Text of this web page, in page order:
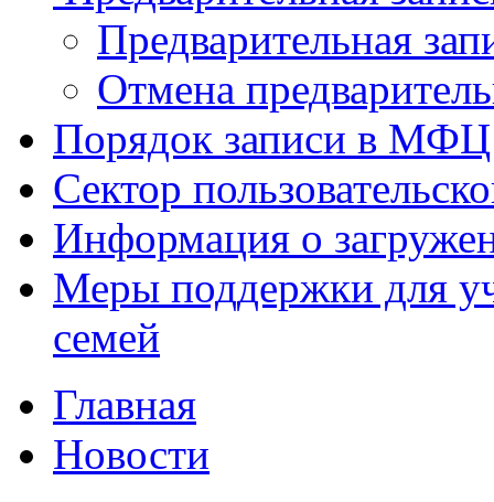
Предварительная
Отмена
Порядок записи в МФЦ
Сектор
Информация о
Меры поддержки для
семей
Главная
Новости